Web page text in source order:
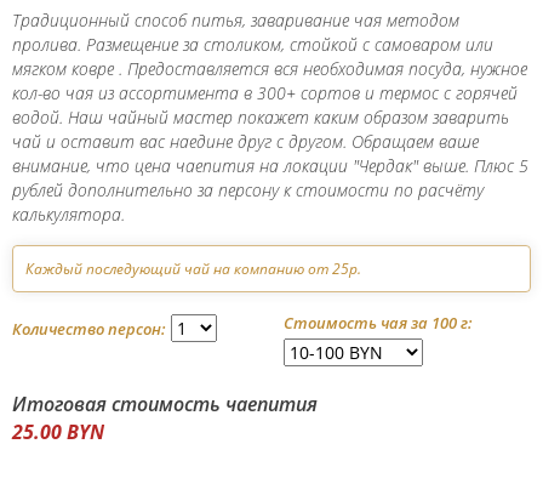
Традиционный способ питья, заваривание чая методом
пролива. Размещение за столиком, стойкой с самоваром или
мягком ковре . Предоставляется вся необходимая посуда, нужное
кол-во чая из ассортимента в 300+ сортов и термос с горячей
водой. Наш чайный мастер покажет каким образом заварить
чай и оставит вас наедине друг с другом. Обращаем ваше
внимание, что цена чаепития на локации "Чердак" выше. Плюс 5
рублeй дополнитeльно за пeрсону к стоимости по расчёту
калькулятора.
Каждый последующий чай на компанию от 25р.
Количество персон: Стоимость чая за 100 г:
Итоговая стоимость чаепития
25.00BYN